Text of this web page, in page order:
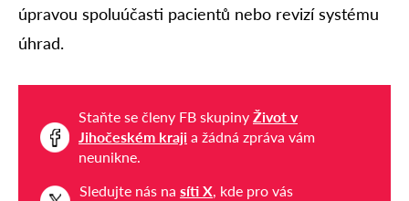
úpravou spoluúčasti pacientů nebo revizí systému
úhrad.
Staňte se členy FB skupiny Život v
Jihočeském kraji a žádná zpráva vám
neunikne.
Sledujte nás na síti X, kde pro vás